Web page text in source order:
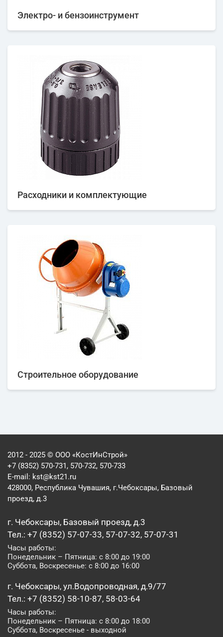
Электро- и бензоинструмент
Расходники и комплектующие
Строительное оборудование
2012 - 2025 © ООО «КостИнСтрой»
+7 (8352) 570-731, 570-732, 570-733
E-mail: kst@kst21.ru
428000, Республика Чувашия, г.Чебоксары, Базовый
проезд, д.3
г. Чебоксары, Базовый проезд, д.3
Тел.: +7 (8352) 57-07-33, 57-07-32, 57-07-31
Часы работы:
Понедельник – Пятница: с 8:00 до 19:00
Суббота, Воскресенье: с 8:00 до 16:00
г. Чебоксары, ул.Водопроводная, д.9/77
Тел.: +7 (8352) 58-10-87, 58-03-64
Часы работы:
Понедельник – Пятница: с 8:00 до 18:00
Суббота, Воскресенье - выходной